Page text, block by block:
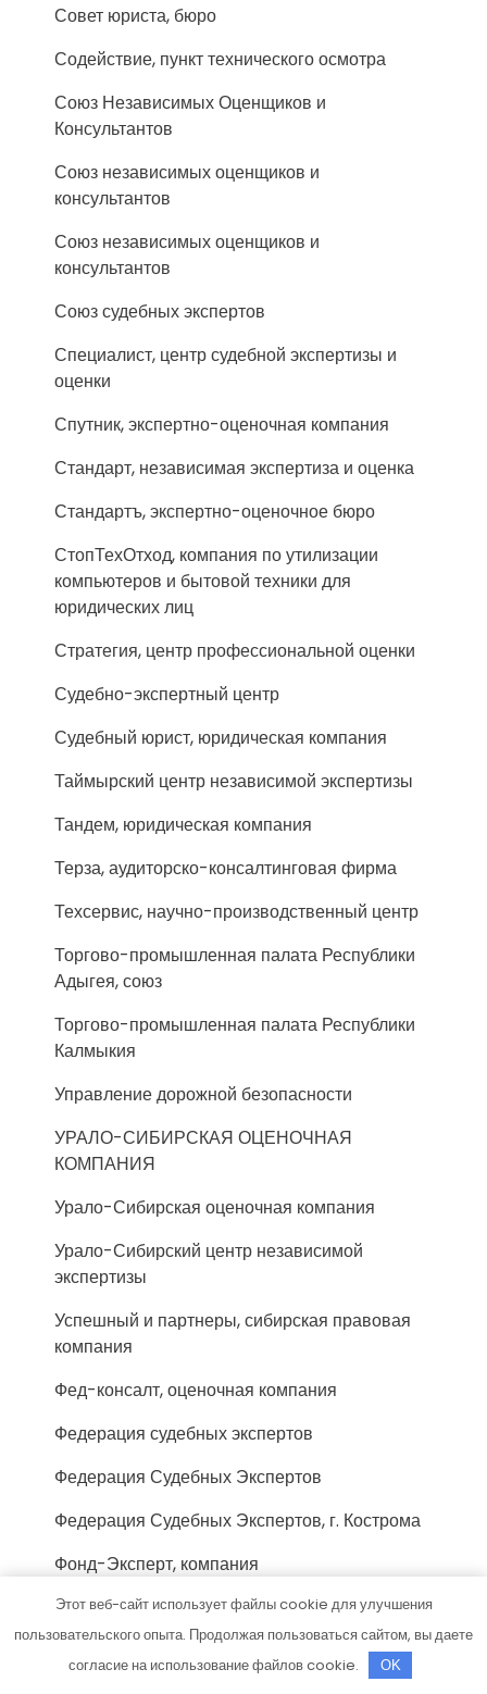
Совет юриста, бюро
Содействие, пункт технического осмотра
Союз Независимых Оценщиков и
Консультантов
Союз независимых оценщиков и
консультантов
Союз независимых оценщиков и
консультантов
Союз судебных экспертов
Специалист, центр судебной экспертизы и
оценки
Спутник, экспертно-оценочная компания
Стандарт, независимая экспертиза и оценка
Стандартъ, экспертно-оценочное бюро
СтопТехОтход, компания по утилизации
компьютеров и бытовой техники для
юридических лиц
Стратегия, центр профессиональной оценки
Судебно-экспертный центр
Судебный юрист, юридическая компания
Таймырский центр независимой экспертизы
Тандем, юридическая компания
Терза, аудиторско-консалтинговая фирма
Техсервис, научно-производственный центр
Торгово-промышленная палата Республики
Адыгея, союз
Торгово-промышленная палата Республики
Калмыкия
Управление дорожной безопасности
УРАЛО-СИБИРСКАЯ ОЦЕНОЧНАЯ
КОМПАНИЯ
Урало-Сибирская оценочная компания
Урало-Сибирский центр независимой
экспертизы
Успешный и партнеры, сибирская правовая
компания
Фед-консалт, оценочная компания
Федерация судебных экспертов
Федерация Судебных Экспертов
Федерация Судебных Экспертов, г. Кострома
Фонд-Эксперт, компания
Фосиар авто, автосервис
Центр автоэкспертизы, Центр
автоэкспертизы
Этот веб-сайт использует файлы cookie для улучшения
пользовательского опыта. Продолжая пользоваться сайтом, вы даете
согласие на использование файлов cookie.
OK